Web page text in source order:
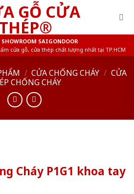
SHOWROOM SAIGONDOOR
cửa gỗ, cửa thép chất lượng nhất tại TP.HCM
/ CỬA CHỐNG CHÁY / CỬA
CHỐNG CHÁY
Cháy P1G1 khoa tay